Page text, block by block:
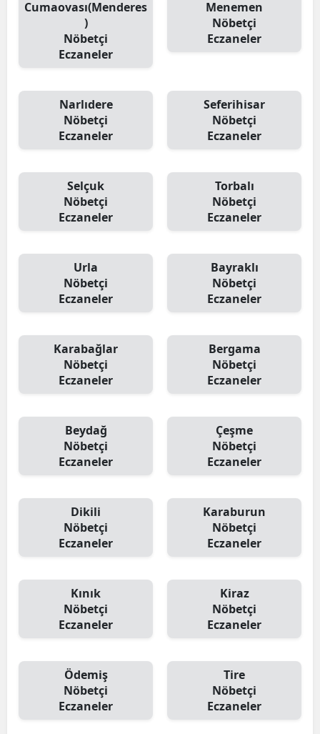
Cumaovası(Menderes
)
Nöbetçi
Eczaneler
Menemen
Nöbetçi
Eczaneler
Narlıdere
Nöbetçi
Eczaneler
Seferihisar
Nöbetçi
Eczaneler
Selçuk
Nöbetçi
Eczaneler
Torbalı
Nöbetçi
Eczaneler
Urla
Nöbetçi
Eczaneler
Bayraklı
Nöbetçi
Eczaneler
Karabağlar
Nöbetçi
Eczaneler
Bergama
Nöbetçi
Eczaneler
Beydağ
Nöbetçi
Eczaneler
Çeşme
Nöbetçi
Eczaneler
Dikili
Nöbetçi
Eczaneler
Karaburun
Nöbetçi
Eczaneler
Kınık
Nöbetçi
Eczaneler
Kiraz
Nöbetçi
Eczaneler
Ödemiş
Nöbetçi
Eczaneler
Tire
Nöbetçi
Eczaneler